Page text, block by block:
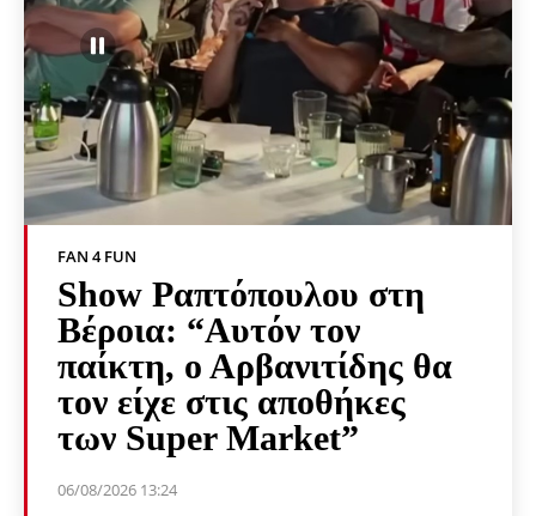
FAN 4 FUN
Show Ραπτόπουλου στη
Βέροια: “Αυτόν τον
παίκτη, ο Αρβανιτίδης θα
τον είχε στις αποθήκες
των Super Market”
06/08/2026 13:24